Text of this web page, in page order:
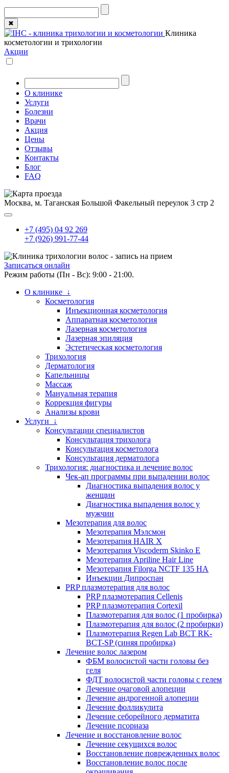
✖
Клиника
косметологии и трихологии
Акции
О клинике
Услуги
Болезни
Врачи
Акция
Цены
Отзывы
Контакты
Блог
FAQ
Москва, м. Таганская Большой Факельный переулок 3 стр 2
+7 (495) 04 92 269
+7 (926) 991-77-44
Записаться онлайн
Режим работы (Пн - Вс): 9:00 - 21:00.
О клинике ↓
Косметология
Инъекционная косметология
Аппаратная косметология
Лазерная косметология
Лазерная эпиляция
Эстетическая косметология
Трихология
Дерматология
Капельницы
Массаж
Мануальная терапия
Коррекция фигуры
Анализы крови
Услуги ↓
Консультации специалистов
Консультация трихолога
Консультация косметолога
Консультация дерматолога
Трихология: диагностика и лечение волос
Чек-ап программы при выпадении волос
Диагностика выпадения волос у
женщин
Диагностика выпадения волос у
мужчин
Мезотерапия для волос
Мезотерапия Мэлсмон
Мезотерапия HAIR X
Мезотерапия Viscoderm Skinko E
Мезотерапия Apriline Hair Line
Мезотерапия Filorga NCTF 135 HA
Инъекции Дипроспан
PRP плазмотерапия для волос
PRP плазмотерапия Cellenis
PRP плазмотерапия Cortexil
Плазмотерапия для волос (1 пробирка)
Плазмотерапия для волос (2 пробирки)
Плазмотерапия Regen Lab BCT RK-
BCT-SP (синяя пробирка)
Лечение волос лазером
ФБМ волосистой части головы без
геля
ФДТ волосистой части головы с гелем
Лечение очаговой алопеции
Лечение андрогенной алопеции
Лечение фолликулита
Лечение себорейного дерматита
Лечение псориаза
Лечение и восстановление волос
Лечение секущихся волос
Восстановление поврежденных волос
Восстановление волос после